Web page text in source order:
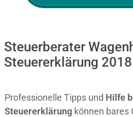
Steuerberater
Steuererklärung
Professionelle Tipps und Hilfe
Steuererklärung können bares